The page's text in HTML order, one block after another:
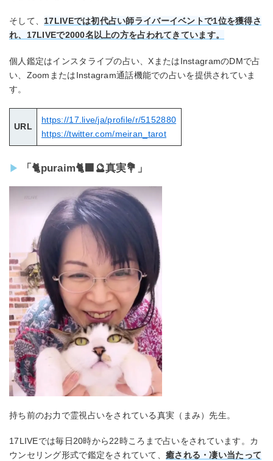
そして、 17LIVEでは初代占い師ライバーイベントで1位を獲得さ
れ、17LIVEで2000名以上の方を占われてきています。
個人鑑定はインスタライブの占い、XまたはInstagramのDMで占
い、ZoomまたはInstagram通話機能での占いを提供されていま
す。
URL
https://17.live/ja/profile/r/5152880
https://twitter.com/meiran_tarot
「🐈puraim🐈‍⬛🔮真実💐」
持ち前のお力で霊視占いをされている真実（まみ）先生。
17LIVEでは毎日20時から22時ころまで占いをされています。カ
ウンセリング形式で鑑定をされていて、癒される・凄い当たって